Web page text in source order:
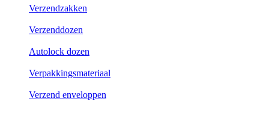
Verzendzakken
Verzenddozen
Autolock dozen
Verpakkingsmateriaal
Verzend enveloppen